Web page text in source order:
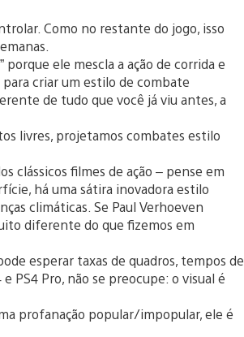
Como no restante do jogo, isso
ele mescla a ação de corrida e
criar um estilo de combate
de tudo que você já viu antes, a
livres, projetamos combates estilo
clássicos filmes de ação – pense em
há uma sátira inovadora estilo
climáticas. Se Paul Verhoeven
diferente do que fizemos em
esperar taxas de quadros, tempos de
PS4 Pro, não se preocupe: o visual é
profanação popular/impopular, ele é